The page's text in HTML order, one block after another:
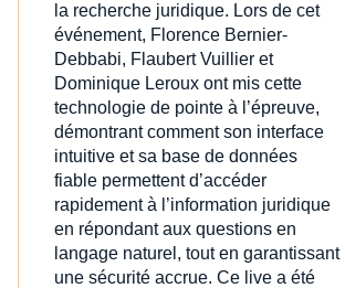
la recherche juridique. Lors de cet
événement, Florence Bernier-
Debbabi, Flaubert Vuillier et
Dominique Leroux ont mis cette
technologie de pointe à l’épreuve,
démontrant comment son interface
intuitive et sa base de données
fiable permettent d’accéder
rapidement à l’information juridique
en répondant aux questions en
langage naturel, tout en garantissant
une sécurité accrue. Ce live a été